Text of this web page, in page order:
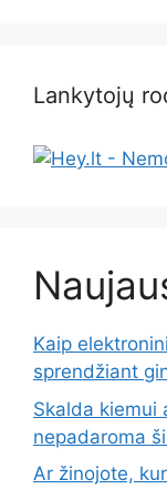
Lankytojų
Kaip
sprendžiant
Skalda kiemui
nepadaroma
Ar žinojote,